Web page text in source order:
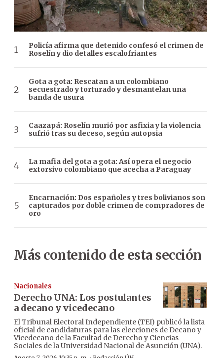
Policía afirma que detenido confesó el crimen de
Roselín y dio detalles escalofriantes
Gota a gota: Rescatan a un colombiano
secuestrado y torturado y desmantelan una
banda de usura
Caazapá: Roselín murió por asfixia y la violencia
sufrió tras su deceso, según autopsia
La mafia del gota a gota: Así opera el negocio
extorsivo colombiano que acecha a Paraguay
Encarnación: Dos españoles y tres bolivianos son
capturados por doble crimen de compradores de
oro
Más contenido de esta sección
Nacionales
Derecho UNA: Los postulantes
a decano y vicedecano
El Tribunal Electoral Independiente (TEI) publicó la lista
oficial de candidaturas para las elecciones de Decano y
Vicedecano de la Facultad de Derecho y Ciencias
Sociales de la Universidad Nacional de Asunción (UNA).